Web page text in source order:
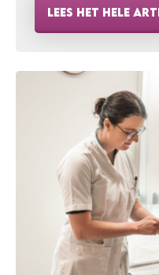
gemeenschap
Waardevolle kennis,
onderzoeksupdates
LEES HET HELE